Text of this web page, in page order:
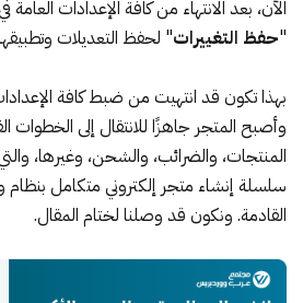
الآن، بعد الانتهاء من كافة الإعدادات
"حفظ التغييرات" لحفظ التعديلات
بهذا تكون قد انتهيت من ضبط كافة
وأصبح المتجر جاهزًا للانتقال إلى الخطوات
المنتجات، والضرائب، والشحن، وغيرها،
سلسلة إنشاء متجر إلكتروني متكامل
القادمة. ونكون قد وصلنا لختام المقال.